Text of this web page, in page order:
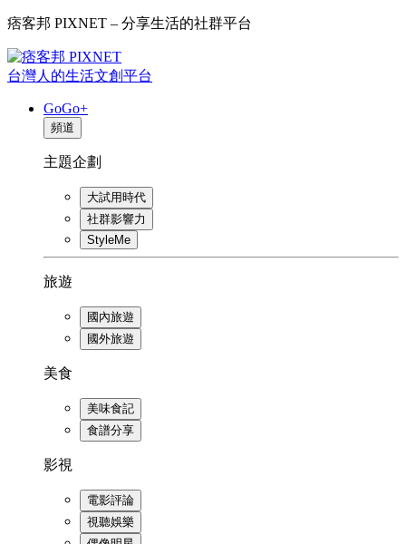
痞客邦 PIXNET – 分享生活的社群平台
台灣人的生活文創平台
GoGo+
頻道
主題企劃
大試用時代
社群影響力
StyleMe
旅遊
國內旅遊
國外旅遊
美食
美味食記
食譜分享
影視
電影評論
視聽娛樂